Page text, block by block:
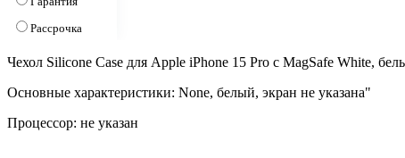
Рассрочка
Чехол Silicone Case для Apple iPhone 15 Pro с MagSafe White,
Основные характеристики: None, белый, экран не указана"
Процессор: не указан